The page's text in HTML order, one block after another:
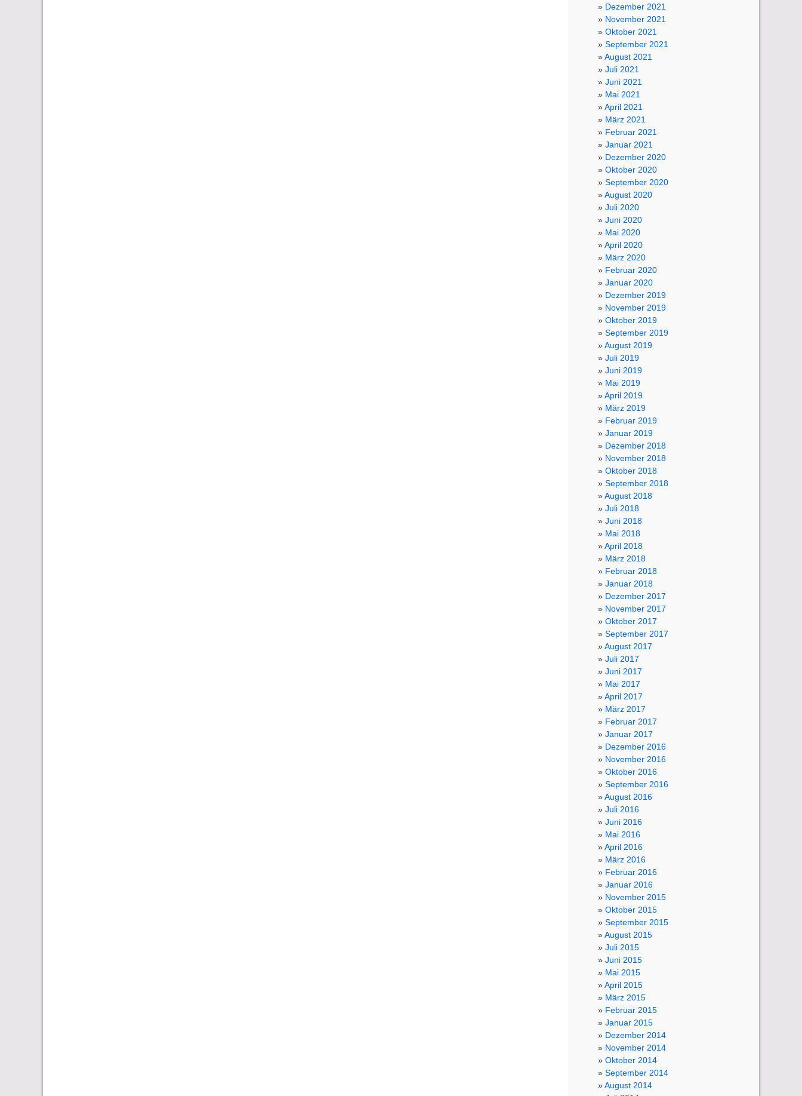
Dezember 2021
November 2021
Oktober 2021
September 2021
August 2021
Juli 2021
Juni 2021
Mai 2021
April 2021
März 2021
Februar 2021
Januar 2021
Dezember 2020
Oktober 2020
September 2020
August 2020
Juli 2020
Juni 2020
Mai 2020
April 2020
März 2020
Februar 2020
Januar 2020
Dezember 2019
November 2019
Oktober 2019
September 2019
August 2019
Juli 2019
Juni 2019
Mai 2019
April 2019
März 2019
Februar 2019
Januar 2019
Dezember 2018
November 2018
Oktober 2018
September 2018
August 2018
Juli 2018
Juni 2018
Mai 2018
April 2018
März 2018
Februar 2018
Januar 2018
Dezember 2017
November 2017
Oktober 2017
September 2017
August 2017
Juli 2017
Juni 2017
Mai 2017
April 2017
März 2017
Februar 2017
Januar 2017
Dezember 2016
November 2016
Oktober 2016
September 2016
August 2016
Juli 2016
Juni 2016
Mai 2016
April 2016
März 2016
Februar 2016
Januar 2016
November 2015
Oktober 2015
September 2015
August 2015
Juli 2015
Juni 2015
Mai 2015
April 2015
März 2015
Februar 2015
Januar 2015
Dezember 2014
November 2014
Oktober 2014
September 2014
August 2014